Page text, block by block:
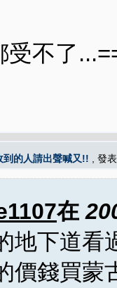
不了
到的人請出聲喊又!! , 發
在
地下道看
價錢買蒙